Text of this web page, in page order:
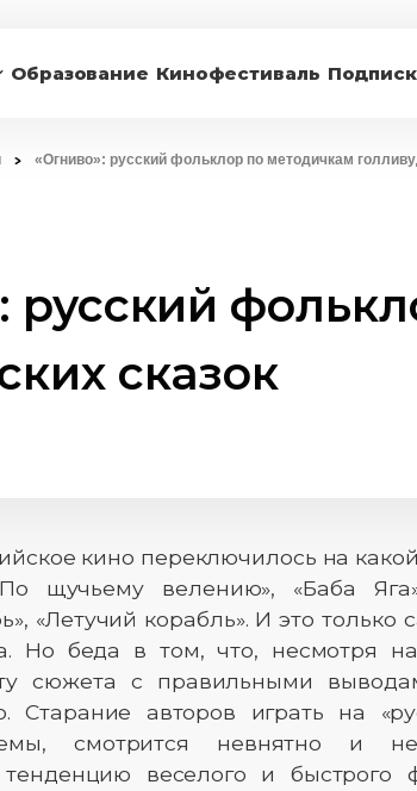
Образование Кинофестиваль
«Огниво»: русский фольклор по методичкам
русский
сказок
кино переключилось на
щучьему велению», «Баба Яга»,
«Летучий корабль». И это только
Но беда в том, что, несмотря
сюжета с правильными
Старание авторов играть на
смотрится невнятно и
веселого и быстрого